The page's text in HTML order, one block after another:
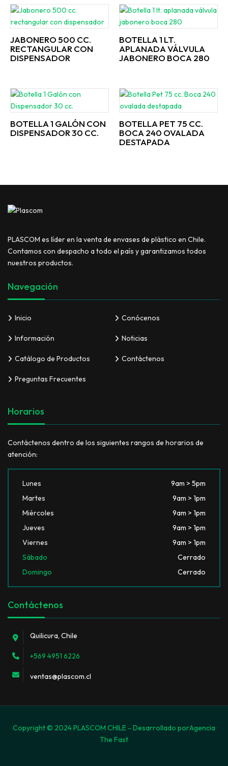
JABONERO 500 CC.
RECTANGULAR CON
DISPENSADOR
BOTELLA 1 LT.
APLANADA VÁLVULA
JABONERO BOCA 280
BOTELLA 1 GALÓN CON
DISPENSADOR 30 CC.
BOTELLA PET 75 CC.
BOCA 240 OVALADA
DESTAPADA
PLASCOM es líder en la venta de envases de plástico en Chile.
Contamos con despacho a todo el país y garantizamos todos
nuestros productos.
Navegación
Inicio Conócenos
Información Noticias
Catálogo de Productos Contáctenos
Preguntas Frecuentes
Horarios
Contáctenos dentro de los siguientes rangos de horarios de
atención:
Lunes
9am > 5pm
Martes
9am > 1pm
Miércoles
9am > 1pm
Jueves
9am > 1pm
Viernes
9am > 1pm
Sábado
Cerrado
Domingo
Cerrado
Contáctenos
Quilicura, Chile
+569 4951 6226
ventas@plascom.cl
Copyright © 2024 PLASCOM CHILE - Desarrollado porAgencia
The Fast